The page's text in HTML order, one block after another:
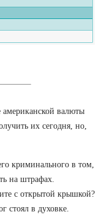
американской валюты
их сегодня, но,
криминального в том,
на штрафах.
с открытой крышкой?
стоял в духовке.